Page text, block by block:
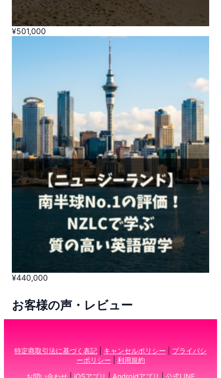
¥501,000
¥440,000
お客様の声・レビュー
特定商取引法に基づく表記 キャンセルポリシー
プライバシ
ーポリシー
利用規約
お問い合わせ| iOSアプリ Androidアプリ 公式LINE